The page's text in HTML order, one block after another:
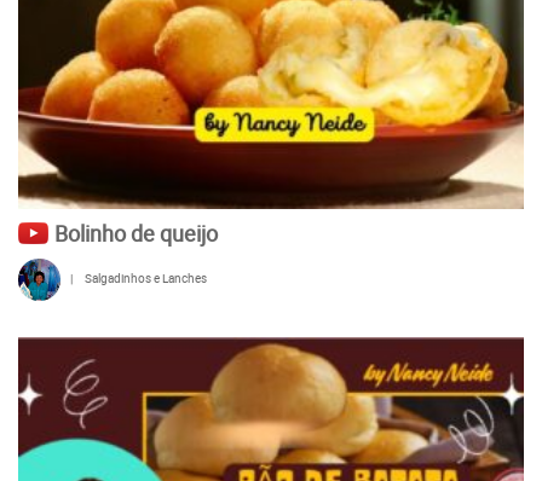
Bolinho de queijo
| Salgadinhos e Lanches